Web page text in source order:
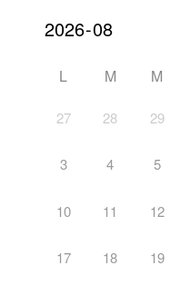
L M M
27 28 29
3 4 5
10 11 12
17 18 19